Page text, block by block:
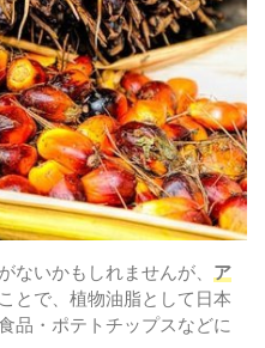
ないかもしれませんが、 ア
とで、植物油脂として日本
品・ポテトチップスなどに